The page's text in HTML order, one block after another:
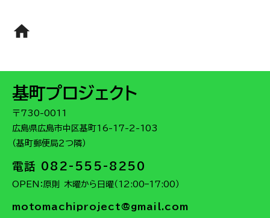
home
基町プロジェクト
〒730-0011
広島県広島市中区基町16-17-2-103
（基町郵便局２つ隣）
電話 082-555-8250
OPEN：原則 木曜から日曜（12:00–17:00）
motomachiproject@gmail.com